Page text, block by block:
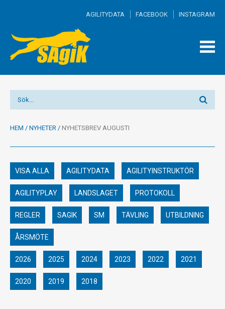
AGILITYDATA FACEBOOK INSTAGRAM
HEM / NYHETER / NYHETSBREV AUGUSTI
VISA ALLA AGILITYDATA AGILITYINSTRUKTÖR
AGILITYPLAY LANDSLAGET PROTOKOLL
REGLER SAGIK SM TÄVLING UTBILDNING
ÅRSMÖTE
2026 2025 2024 2023 2022 2021
2020 2019 2018